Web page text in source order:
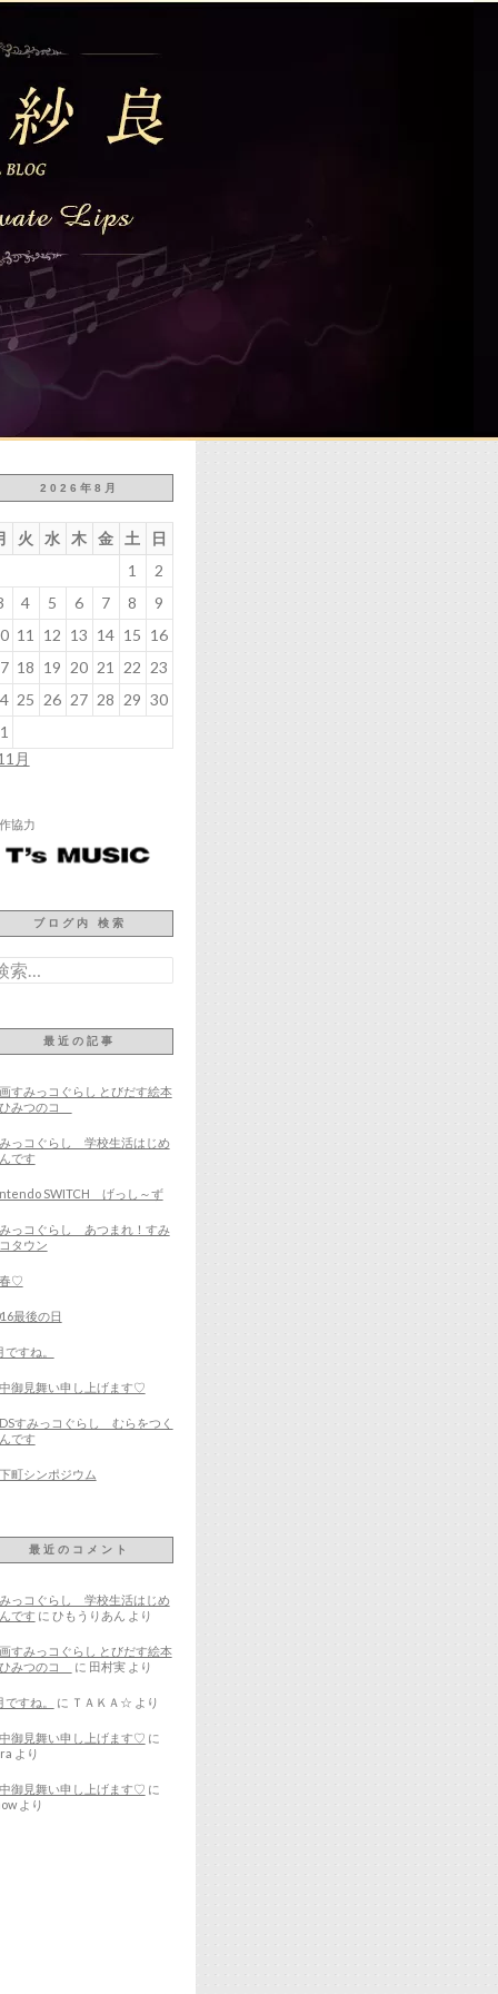
2026年8月
火 水 木 金 土
日
1
2
4 5 6 7 8
9
11 12 13 14 15 16
18 19 20 21 22 23
25 26 27 28 29 30
月
協力
ブログ内 検索
最近の記事
すみっコぐらし とびだす絵本
みつのコ
っコぐらし 学校生活はじめ
です
SWITCH げっし～ず
っコぐらし あつまれ！すみ
タウン
♡
最後の日
ですね。
御見舞い申し上げます♡
DSすみっコぐらし むらをつく
です
町シンポジウム
最近のコメント
っコぐらし 学校生活はじめ
です に ひもうりあん より
すみっコぐらし とびだす絵本
みつのコ
に 田村実より
ですね。 に ＴＡＫＡ☆ より
御見舞い申し上げます♡ に
より
御見舞い申し上げます♡ に
より